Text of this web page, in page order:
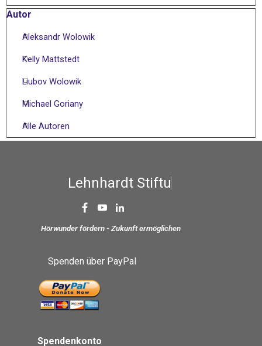
Block überspringen Autor
Autor
Aleksandr Wolowik
Kelly Mattstedt
Liubov Wolowik
Michael Goriany
Alle Autoren
Spendenkonto
ehnh ardt S tiftun
Spenden über PayPal
Hörwunder fördern - Zukunft ermöglichen